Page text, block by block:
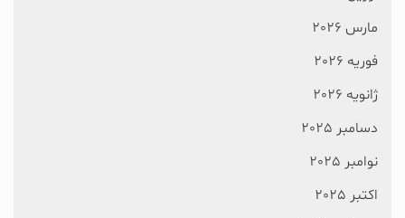
مارس 2026
فوریه 2026
ژانویه 2026
دسامبر 2025
نوامبر 2025
اکتبر 2025